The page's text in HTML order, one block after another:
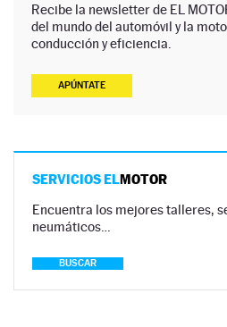
Recibe la newsletter de EL
del mundo del automóvil y la
conducción y eficiencia.
APÚNTATE
SERVICIOS ELMOTOR
Encuentra los mejores talleres,
neumáticos…
BUSCAR